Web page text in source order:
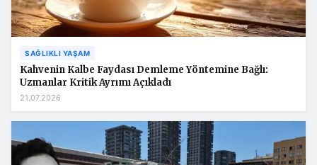
SAĞLIKLI YAŞAM
Kahvenin Kalbe Faydası Demleme Yöntemine Bağlı:
Uzmanlar Kritik Ayrımı Açıkladı
21.07.2026